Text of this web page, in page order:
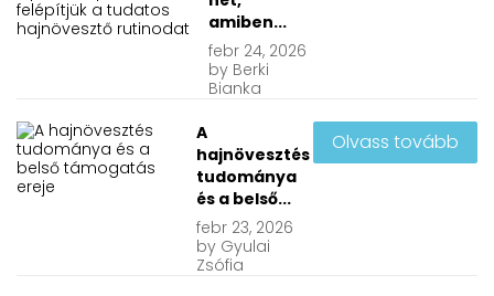
amiben...
febr 24, 2026
by Berki
Bianka
A
hajnövesztés
tudománya
és a belső...
febr 23, 2026
by Gyulai
Zsófia
Olvass tovább